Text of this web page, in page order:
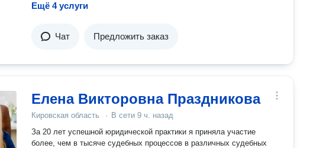
Ещё 4 услуги
Чат Предложить заказ
Елена Викторовна Праздникова
Кировская область · В сети 9 ч. назад
За 20 лет успешной юридической практики я приняла участие
более, чем в тысяче судебных процессов в различных судебных